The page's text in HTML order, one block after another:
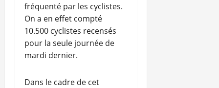
fréquenté par les cyclistes.
On a en effet compté
10.500 cyclistes recensés
pour la seule journée de
mardi dernier.
Dans le cadre de cet